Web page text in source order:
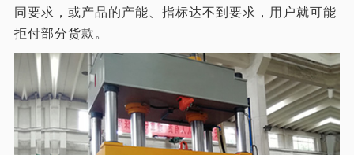
同要求，或产品的产能、指标达不到要求，用户就可能
拒付部分货款。